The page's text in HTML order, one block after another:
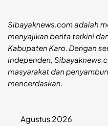
Sibayaknews.com adalah
menyajikan berita terkini
Kabupaten Karo. Dengan
independen,
masyarakat dan
mencerdaskan.
Agustus 2026